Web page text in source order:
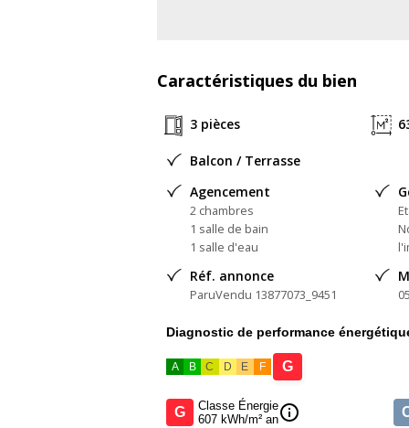
Caractéristiques du bien
3 pièces
Balcon / Terrasse
Agencement
2 chambres
1 salle de bain
1 salle d'eau
Réf. annonce
ParuVendu 13877073_9451
Diagnostic de performance
A B C D E F G
G
Classe Énergie
607 kWh/m² aninfo